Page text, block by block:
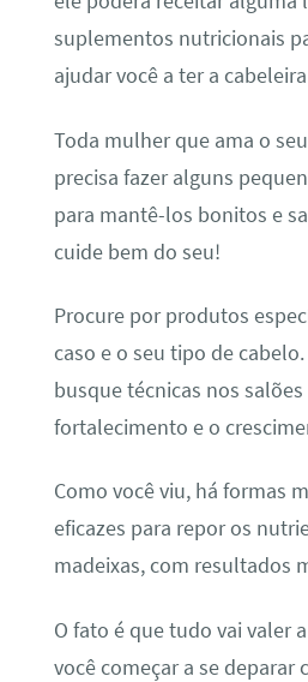
suplementos nutricionais
ajudar você a ter a
Toda mulher que ama o
precisa fazer alguns
para mantê-los bonitos e
cuide bem do seu!
Procure por produtos
caso e o seu tipo de
busque técnicas nos
fortalecimento e o
Como você viu, há formas
eficazes para repor os
madeixas, com resultados
O fato é que tudo vai valer
você começar a se deparar